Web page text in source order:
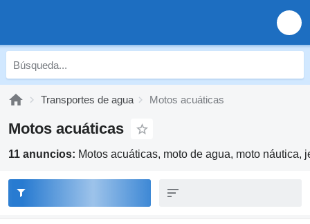
Transportes de agua Motos acuáticas
Motos acuáticas
11 anuncios: Motos acuáticas, moto de agua, moto náutica,